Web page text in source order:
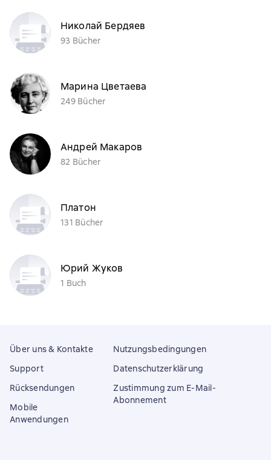
Николай Бердяев
93 Bücher
Марина Цветаева
249 Bücher
Андрей Макаров
82 Bücher
Платон
131 Bücher
Юрий Жуков
1 Buch
Über uns & Kontakte
Support
Rücksendungen
Mobile
Anwendungen
Nutzungsbedingungen
Datenschutzerklärung
Zustimmung zum E-Mail-
Abonnement